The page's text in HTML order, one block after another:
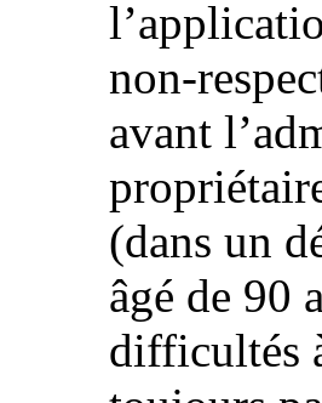
non-
avant
(dans un
âgé de 90
difficultés